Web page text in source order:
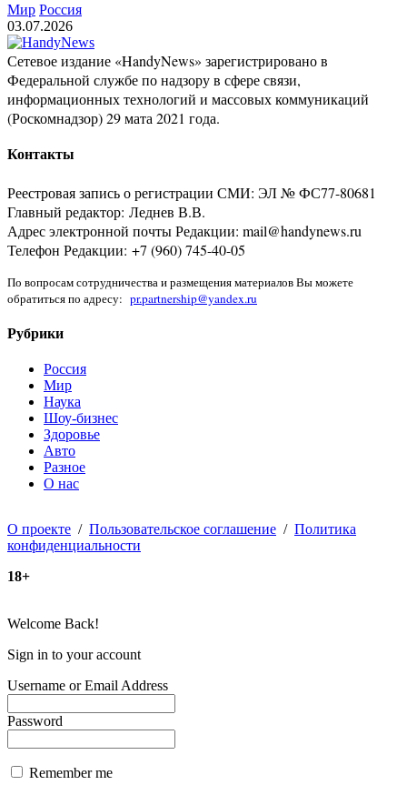
Мир Россия
03.07.2026
Сетевое издание «HandyNews» зарегистрировано в
Федеральной службе по надзору в сфере связи,
информационных технологий и массовых коммуникаций
(Роскомнадзор) 29 мата 2021 года.
Контакты
Реестровая запись о регистрации СМИ: ЭЛ № ФС77-80681
Главный редактор: Леднев В.В.
Адрес электронной почты Редакции: mail@handynews.ru
Телефон Редакции: +7 (960) 745-40-05
По вопросам сотрудничества и размещения материалов Вы можете
обратиться по адресу: pr.partnership@yandex.ru
Рубрики
Россия
Мир
Наука
Шоу-бизнес
Здоровье
Авто
Разное
О нас
О проекте / Пользовательское соглашение / Политика
конфиденциальности
18+
Welcome Back!
Sign in to your account
Username or Email Address
Password
Remember me